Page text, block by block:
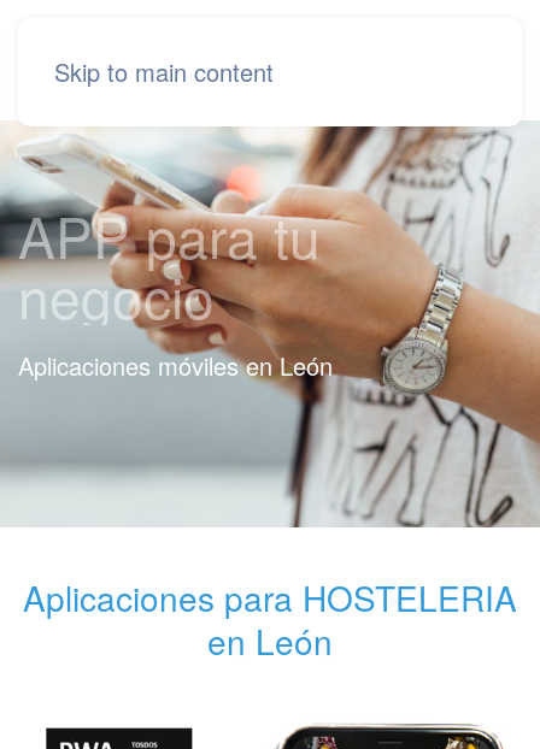
Skip to main content
APP para tu
negocio
Aplicaciones móviles en León
Aplicaciones para HOSTELERIA
en León